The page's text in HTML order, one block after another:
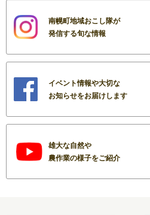
南幌町地域おこし隊が
発信する旬な情報
イベント情報や大切な
お知らせをお届けします
雄大な自然や
農作業の様子をご紹介